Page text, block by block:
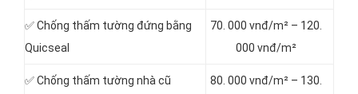
✅ Chống thấm tường đứng bằng
Quicseal
70. 000 vnđ/m² – 120.
000 vnđ/m²
✅ Chống thấm tường nhà cũ
80. 000 vnđ/m² – 130.